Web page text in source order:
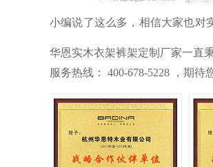
小编说了这么多，相信大家也对
华恩实木衣架裤架定制厂家一直
服务热线： 400-678-5228 ，期待